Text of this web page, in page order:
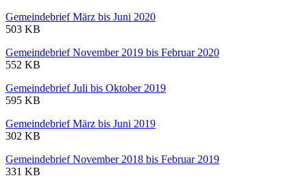
Gemeindebrief März bis Juni 2020
503 KB
Gemeindebrief November 2019 bis Februar 2020
552 KB
Gemeindebrief Juli bis Oktober 2019
595 KB
Gemeindebrief März bis Juni 2019
302 KB
Gemeindebrief November 2018 bis Februar 2019
331 KB